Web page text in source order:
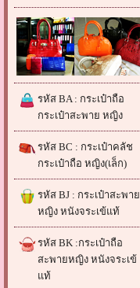
รหัส BA : กระเป๋าถือ
กระเป๋าสะพาย หญิง
รหัส BC : กระเป๋าคลัช
กระเป๋าถือ หญิง(เล็ก)
รหัส BJ : กระเป๋าสะพาย
หญิง หนังจระเข้แท้
รหัส BK :กระเป๋าถือ
สะพายหญิง หนังจระเข้
แท้